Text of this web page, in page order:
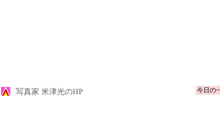
​写真家 米津光のHP 今日の